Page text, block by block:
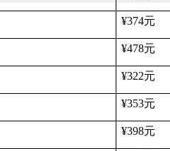
¥374元
¥478元
¥322元
¥353元
¥398元